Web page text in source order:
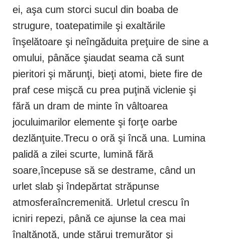
ei, aşa cum storci sucul din boaba de
strugure, toatepatimile şi exaltările
înşelătoare şi neîngăduita preţuire de sine a
omului, pânăce şiaudat seama că sunt
pieritori şi mărunţi, bieţi atomi, biete fire de
praf cese mişcă cu prea puţină viclenie şi
fără un dram de minte în vâltoarea
joculuimarilor elemente şi forţe oarbe
dezlănţuite.Trecu o oră şi încă una. Lumina
palidă a zilei scurte, lumină fără
soare,începuse să se destrame, când un
urlet slab şi îndepărtat străpunse
atmosferaîncremenită. Urletul crescu în
icniri repezi, până ce ajunse la cea mai
înaltănotă, unde stărui tremurător şi